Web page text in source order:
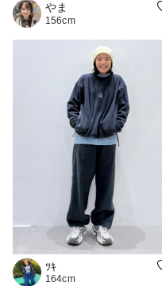
やま
156cm
ﾂｷ
164cm